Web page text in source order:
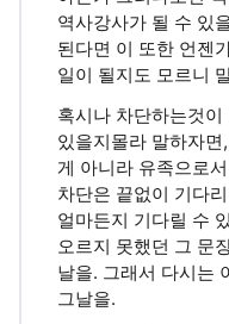
역사강사가 될 수 있
된다면 이 또한 언젠
일이 될지도 모르니
혹시나 차단하는것
있을지몰라 말하자
게 아니라 유족으로
차단은 끝없이 기다
얼마든지 기다릴 수
오르지 못했던 그 문
날을. 그래서 다시는
그날을.